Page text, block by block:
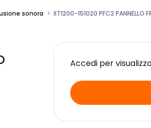
sonora IIT1200-151020 PFC2 PANNELLO
Accedi per